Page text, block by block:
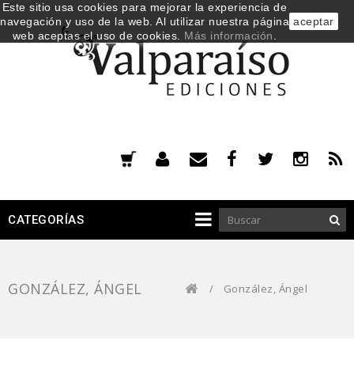
CATEGORÍAS
GONZÁLEZ, ÁNGEL / González, Ángel
Este sitio usa cookies para mejorar la experiencia de
navegación y uso de la web. Al utilizar nuestra página
web aceptas el uso de cookies. Más información
aceptar